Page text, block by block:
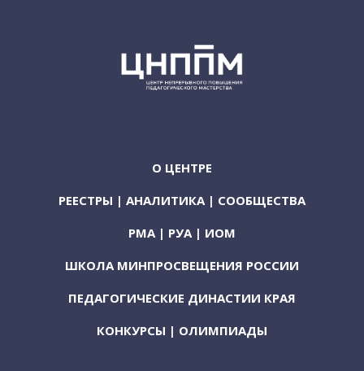
О ЦЕНТРЕ
РЕЕСТРЫ | АНАЛИТИКА | СООБЩЕСТВА
РМА | РУА | ИОМ
ШКОЛА МИНПРОСВЕЩЕНИЯ РОССИИ
ПЕДАГОГИЧЕСКИЕ ДИНАСТИИ КРАЯ
КОНКУРСЫ | ОЛИМПИАДЫ